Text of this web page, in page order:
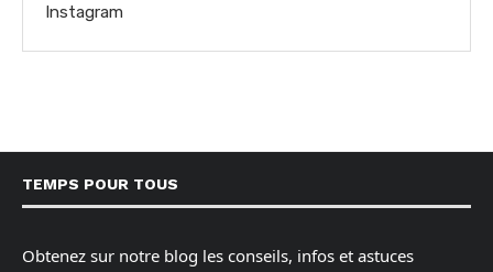
Instagram
TEMPS POUR TOUS
Obtenez sur notre blog les conseils, infos et astuces